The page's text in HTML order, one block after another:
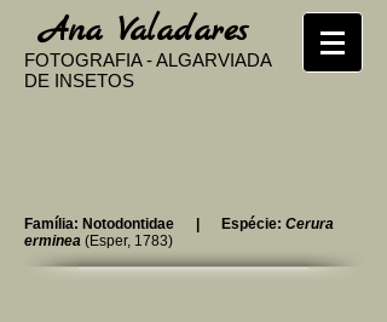
​Ana Valadares
FOTOGRAFIA - ALGARVIADA
DE INSETOS
Família: Notodontidae | Espécie: Cerura
erminea (Esper, 1783)